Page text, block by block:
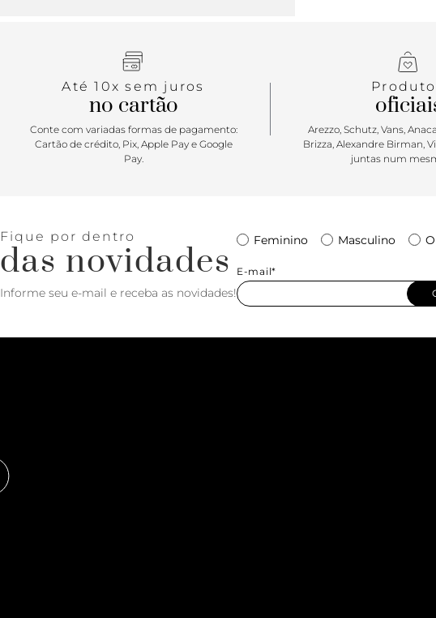
Até 10x sem juros
no cartão
Conte com variadas formas de pagamento:
Cartão de crédito, Pix, Apple Pay e Google
Pay.
Arezzo, Schutz, Vans,
Brizza, Alexandre Birman,
juntas num
Fique por dentro
das novidades
Informe seu e-mail e receba as novidades!
Feminino Masculino
E-mail*